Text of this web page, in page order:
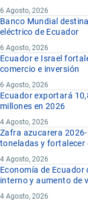
6 Agosto, 2026
Banco Mundial
eléctrico de Ecuador
6 Agosto, 2026
Ecuador e Israel
comercio e inversión
6 Agosto, 2026
Ecuador exportará
millones en 2026
4 Agosto, 2026
Zafra azucarera
toneladas y fortalecer
4 Agosto, 2026
Economía de
interno y aumento de
4 Agosto, 2026